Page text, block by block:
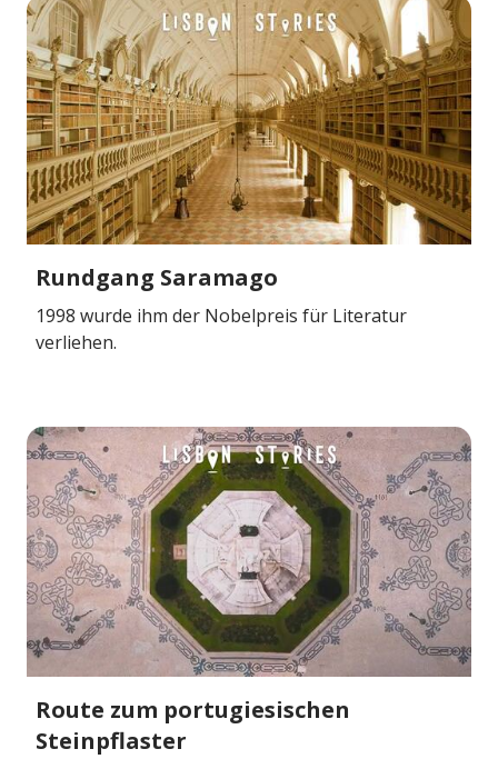
Rundgang Saramago
1998 wurde ihm der Nobelpreis für Literatur
verliehen.
Route zum portugiesischen
Steinpflaster